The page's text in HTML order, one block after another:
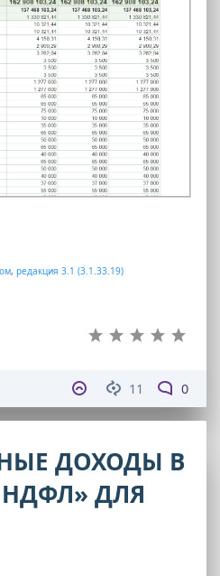
, редакция 3.1 (3.1.33.19)
11 0
ДОХОДЫ В
ДЛЯ